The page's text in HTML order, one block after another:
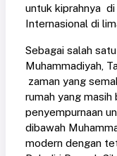
untuk kiprahnya di
Internasional di
Sebagai salah
Muhammadiyah,
zaman yang
rumah yang
penyempurnaan
dibawah
modern dengan